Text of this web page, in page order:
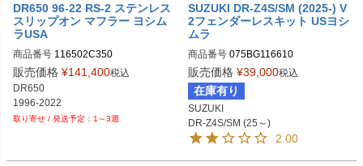
DR650 96-22 RS-2 ステンレス
スリップオン マフラー ヨシム
ラUSA
商品番号 116502C350
販売価格 ¥141,400税込
DR650
1996-2022
1～3週
SUZUKI DR-Z4S/SM (2025-) V
2フェンダーレスキット USヨシ
ムラ
商品番号 075BG116610
販売価格 ¥39,000税込
在庫有り
SUZUKI
DR-Z4S/SM (25～)
2.00